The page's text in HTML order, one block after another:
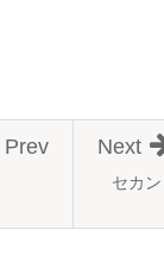
セカ
Next
Prev